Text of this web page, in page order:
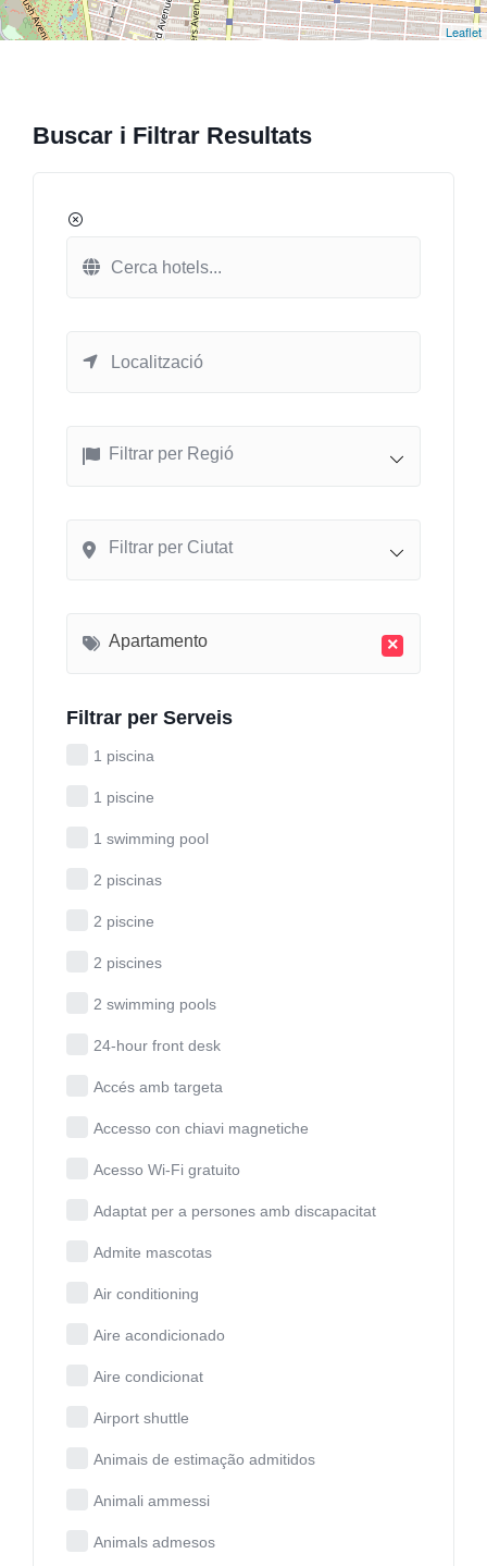
Leaflet
Buscar i Filtrar Resultats
Filtrar per Regió
Filtrar per Ciutat
×
Apartamento
Filtrar per Serveis
1 piscina
1 piscine
1 swimming pool
2 piscinas
2 piscine
2 piscines
2 swimming pools
24-hour front desk
Accés amb targeta
Accesso con chiavi magnetiche
Acesso Wi-Fi gratuito
Adaptat per a persones amb discapacitat
Admite mascotas
Air conditioning
Aire acondicionado
Aire condicionat
Airport shuttle
Animais de estimação admitidos
Animali ammessi
Animals admesos